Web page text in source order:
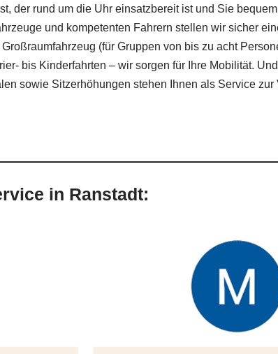
der rund um die Uhr einsatzbereit ist und Sie
und kompetenten Fahrern stellen wir sicher
(für Gruppen von bis zu acht
bis Kinderfahrten – wir sorgen für Ihre Mobilität.
sowie Sitzerhöhungen stehen Ihnen als Service
in Ranstadt: